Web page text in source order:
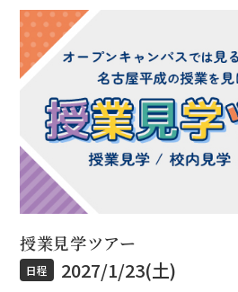
授業見学ツアー
日程 2027/1/23(土)